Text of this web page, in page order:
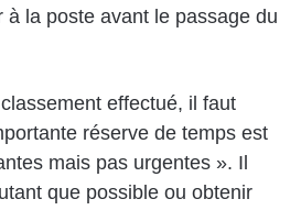
à la poste avant le passage du
effectué, il faut
réserve de temps est
mais pas urgentes ». Il
que possible ou obtenir